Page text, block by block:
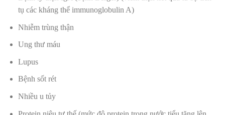
tụ các kháng thể immunoglobulin A)
Nhiễm trùng thận
Ung thư máu
Lupus
Bệnh sốt rét
Nhiều u tủy